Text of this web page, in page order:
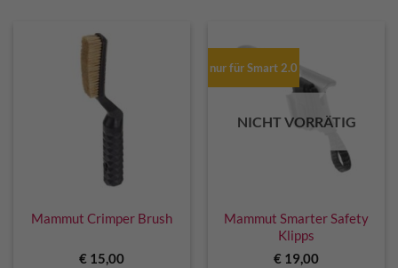
Mammut Crimper Brush
€ 15,00
nur für Smart 2.0
NICHT VORRÄTIG
Mammut Smarter Safety
Klipps
€ 19,00